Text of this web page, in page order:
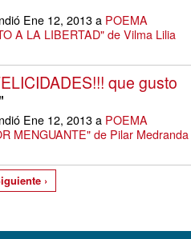
Ene 12, 2013 a POEMA
A LA LIBERTAD" de Vilma Lilia
que gusto
"
Ene 12, 2013 a POEMA
MENGUANTE" de Pilar Medranda
›